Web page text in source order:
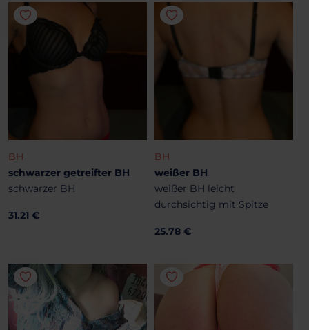
BH
schwarzer getreifter BH
schwarzer BH
31.21 €
BH
weißer BH
weißer BH leicht
durchsichtig mit Spitze
25.78 €